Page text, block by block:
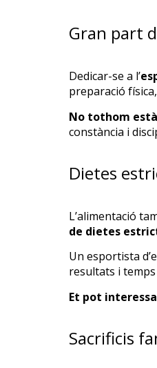
Gran part
Dedicar-se a l’
preparació
No tothom
constància i
Dietes
L’alimentació
de dietes
Un esportista
resultats i
Et pot
Sacrificis